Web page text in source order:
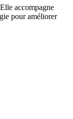
accompagne
pour améliorer